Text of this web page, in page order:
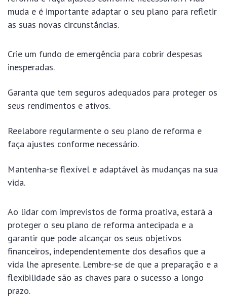
muda e é importante adaptar o seu plano para refletir
as suas novas circunstâncias.
Crie um fundo de emergência para cobrir despesas
inesperadas.
Garanta que tem seguros adequados para proteger os
seus rendimentos e ativos.
Reelabore regularmente o seu plano de reforma e
faça ajustes conforme necessário.
Mantenha-se flexível e adaptável às mudanças na sua
vida.
Ao lidar com imprevistos de forma proativa, estará a
proteger o seu plano de reforma antecipada e a
garantir que pode alcançar os seus objetivos
financeiros, independentemente dos desafios que a
vida lhe apresente. Lembre-se de que a preparação e a
flexibilidade são as chaves para o sucesso a longo
prazo.